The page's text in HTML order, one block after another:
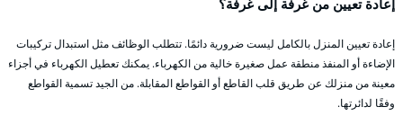
إعادة تعيين من غرفة إلى غرفة؟
إعادة تعيين المنزل بالكامل ليست ضرورية دائمًا. تتطلب الوظائف مثل استبدال تركيبات
الإضاءة أو المنفذ منطقة عمل صغيرة خالية من الكهرباء. يمكنك تعطيل الكهرباء في أجزاء
معينة من منزلك عن طريق قلب القاطع أو القواطع المقابلة. من الجيد تسمية القواطع
وفقًا لدائرتها.